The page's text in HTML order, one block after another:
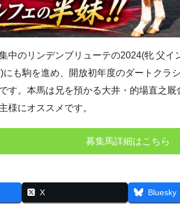
中のリンデンブリューテの2024(牝 父
にも駒を進め、開放初年度のダートクラ
す。本馬は兄を預かる大井・的場直之
様にオススメです。
募集馬詳細はこちら
X Bluesky